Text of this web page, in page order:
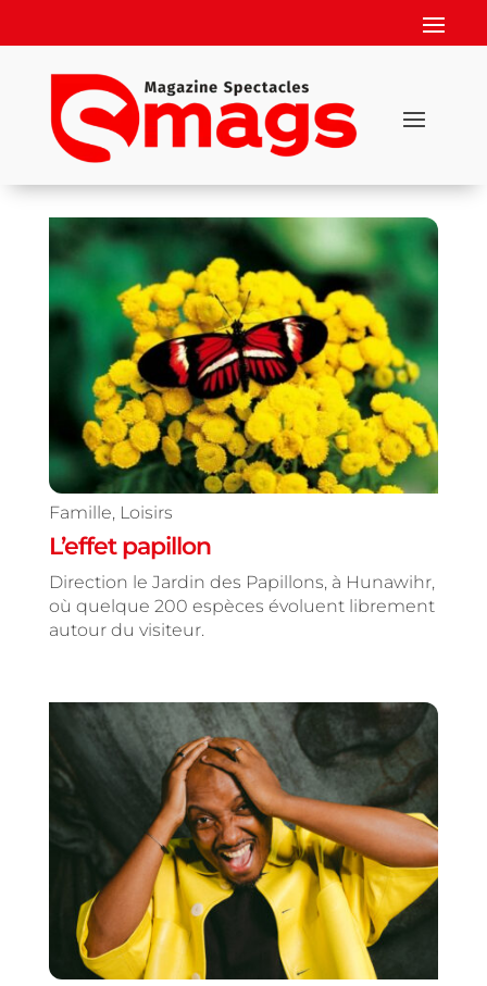
Famille, Loisirs
L’effet papillon
Direction le Jardin des Papillons, à Hunawihr,
où quelque 200 espèces évoluent librement
autour du visiteur.